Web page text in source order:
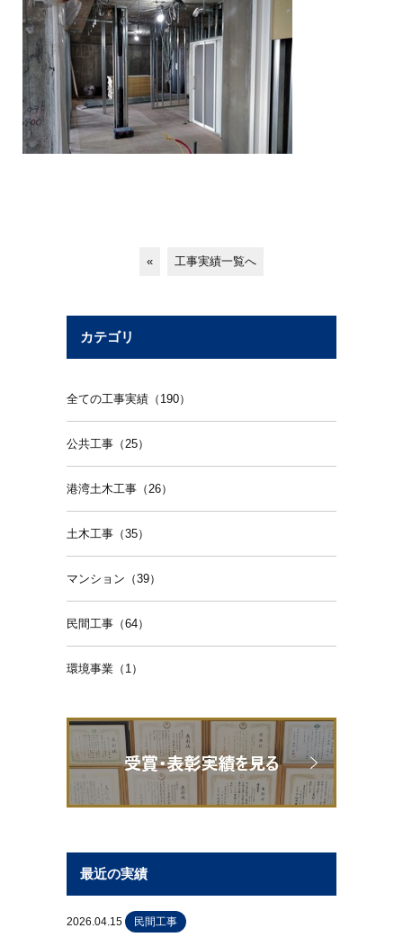
« 工事実績一覧へ
カテゴリ
全ての工事実績（190）
公共工事（25）
港湾土木工事（26）
土木工事（35）
マンション（39）
民間工事（64）
環境事業（1）
最近の実績
2026.04.15 民間工事